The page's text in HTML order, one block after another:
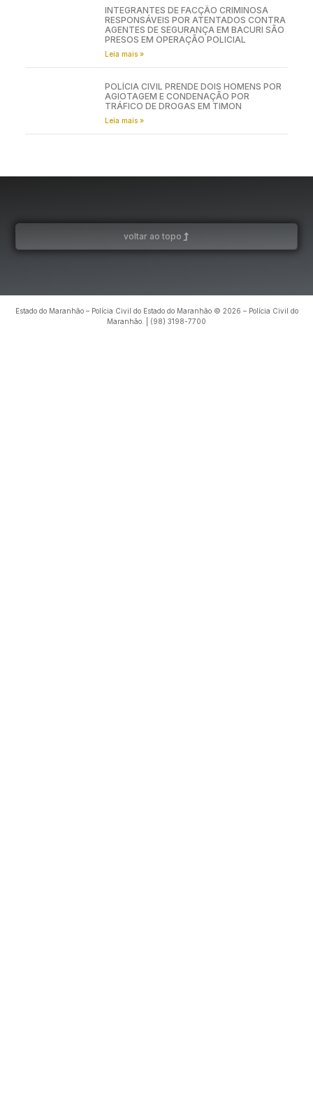
INTEGRANTES DE FACÇÃO CRIMINOSA
RESPONSÁVEIS POR ATENTADOS CONTRA
AGENTES DE SEGURANÇA EM BACURI SÃO
PRESOS EM OPERAÇÃO POLICIAL
Leia mais »
POLÍCIA CIVIL PRENDE DOIS HOMENS POR
AGIOTAGEM E CONDENAÇÃO POR
TRÁFICO DE DROGAS EM TIMON
Leia mais »
voltar ao topo
Estado do Maranhão – Polícia Civil do Estado do Maranhão © 2026 – Polícia Civil do
Maranhão. | (98) 3198-7700